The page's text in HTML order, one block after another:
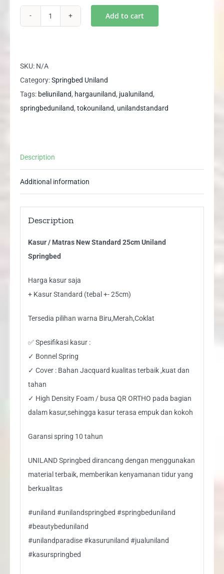
Standard
25cm
Uniland
Add to cart
SKU: N/A
Category:Springbed Uniland
Tags: beliuniland, hargauniland, jualuniland,
springbeduniland, tokouniland, unilandstandard
Description
Additional information
Description
Kasur / Matras New Standard 25cm Uniland
Springbed
Harga kasur saja
+ Kasur Standard (tebal +- 25cm)
Tersedia pilihan warna Biru,Merah,Coklat
✅ Spesifikasi kasur :
✓ Bonnel Spring
✓ Cover : Bahan Jacquard kualitas terbaik ,kuat dan
tahan
✓ High Density Foam / busa QR ORTHO pada bagian
dalam kasur,sehingga kasur terasa empuk dan kokoh
Garansi spring 10 tahun
UNILAND Springbed dirancang dengan menggunakan
material terbaik, memberikan kenyamanan tidur yang
berkualitas
#uniland #unilandspringbed #springbeduniland
#beautybeduniland
#unilandparadise #kasuruniland #jualuniland
#kasurspringbed